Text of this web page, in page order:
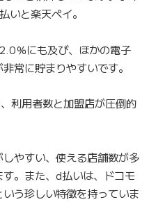
いと楽天ペイ。
％にも及び、ほかの電子
常に貯まりやすいです。
利用者数と加盟店が圧倒的
やすい、使える店舗数が多
。また、d払いは、ドコモ
う珍しい特徴を持っていま